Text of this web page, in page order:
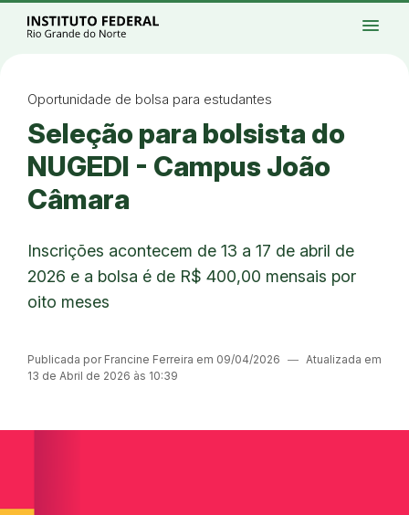
Ir para a página inicial
Ir para a busca
Alto contraste
Login da Área Administrativa
Acessibilidade
menu
Oportunidade de bolsa para estudantes
Seleção para bolsista do
NUGEDI - Campus João
Câmara
Inscrições acontecem de 13 a 17 de abril de
2026 e a bolsa é de R$ 400,00 mensais por
oito meses
Publicada por Francine Ferreira em 09/04/2026 ― Atualizada em
13 de Abril de 2026 às 10:39